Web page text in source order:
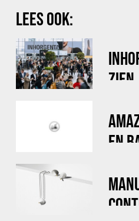
LEES OOK:
ZIEN
EN